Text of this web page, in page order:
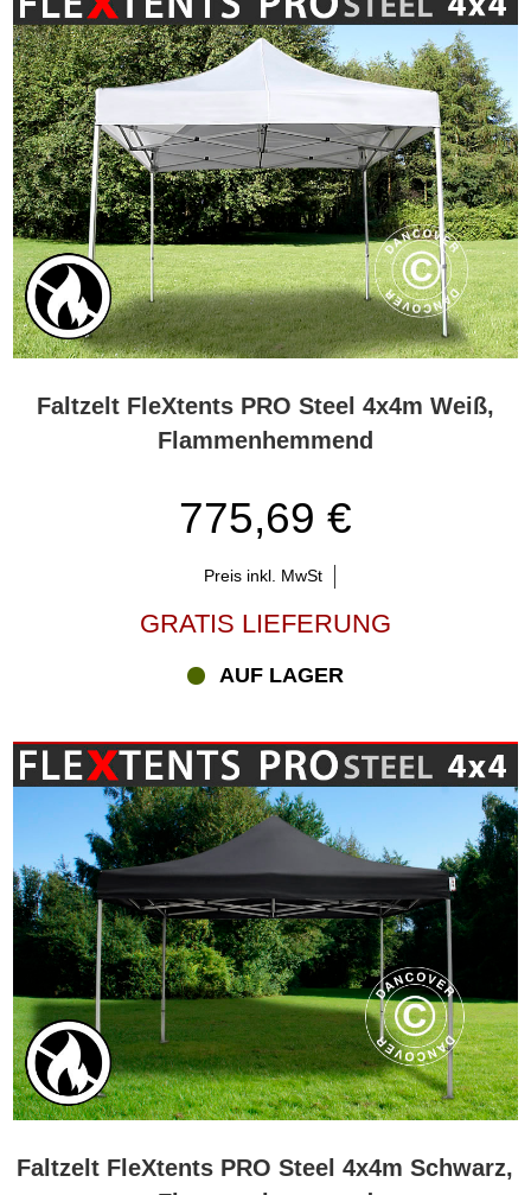
Faltzelt FleXtents PRO Steel 4x4m Weiß,
Flammenhemmend
775,69 €
Preis inkl. MwSt
GRATIS LIEFERUNG
AUF LAGER
Faltzelt FleXtents PRO Steel 4x4m Schwarz,